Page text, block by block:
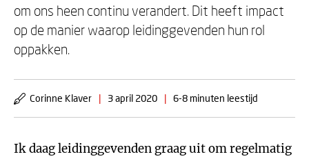
om ons heen continu verandert. Dit heeft impact
op de manier waarop leidinggevenden hun rol
oppakken.
Corinne Klaver | 3 april 2020 | 6-8 minuten leestijd
Ik daag leidinggevenden graag uit om regelmatig